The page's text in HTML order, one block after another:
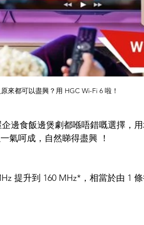
來都可以盡興？用 HGC Wi-Fi 6 啦！
邊食飯邊煲劇都喺唔錯嘅選擇，
氣呵成，自然睇得盡興 ！
提升到 160 MHz*，相當於由 1